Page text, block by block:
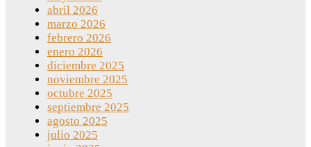
abril 2026
marzo 2026
febrero 2026
enero 2026
diciembre 2025
noviembre 2025
octubre 2025
septiembre 2025
agosto 2025
julio 2025